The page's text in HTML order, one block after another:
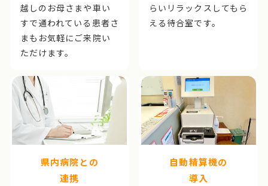
越しのお母さまや車い
すで通われている患者さ
まもお気軽にご来院い
ただけます。
らいリラックスしてもら
える待合室です。
県内病院との
連携
自動精算機の
導入